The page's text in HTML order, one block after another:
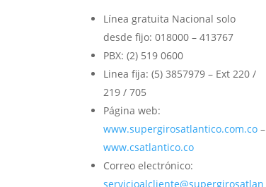
Línea gratuita Nacional solo
desde fijo: 018000 – 413767
PBX: (2) 519 0600
Linea fija: (5) 3857979 – Ext 220 /
219 / 705
Página web:
www.supergirosatlantico.com.co –
www.csatlantico.co
Correo electrónico:
servicioalcliente@supergirosatlan